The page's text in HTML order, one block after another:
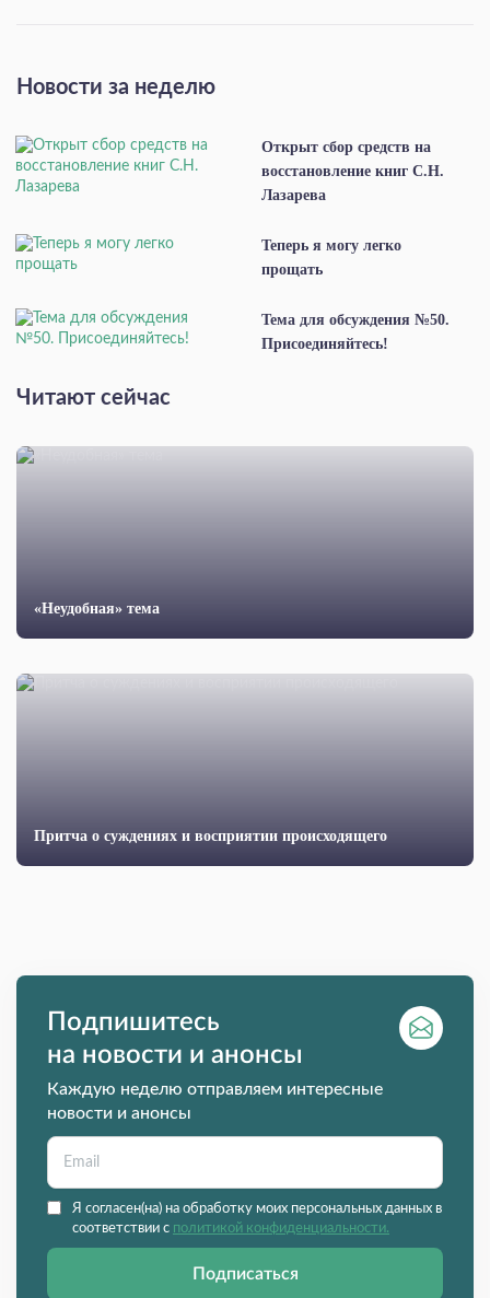
Новости за неделю
Открыт сбор средств на
восстановление книг С.Н.
Лазарева
Теперь я могу легко
прощать
Тема для обсуждения №50.
Присоединяйтесь!
Читают сейчас
«Неудобная» тема
Притча о суждениях и восприятии происходящего
Подпишитесь
на новости и анонсы
Каждую неделю отправляем интересные
новости и анонсы
Я согласен(на) на обработку моих персональных данных в
соответствии с политикой конфиденциальности.
Подписаться